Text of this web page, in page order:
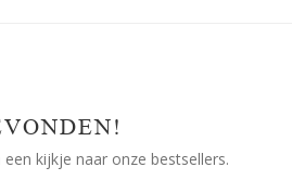
kijkje naar onze bestsellers.